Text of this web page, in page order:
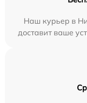
Наш курьер в
доставит ваше